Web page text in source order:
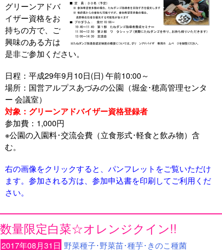
グリーンアドバ
イザー資格をお
持ちの方で、ご
興味のある方は
是非ご参加ください。
日程：平成29年9月10日(日) 午前10:00～
場所：国営アルプスあづみの公園（堀金･穂高管理センタ
ー 会議室）
対象：グリーンアドバイザー資格登録者
参加費：1,000円
※公園の入園料･交流会費（立食形式･軽食と飲み物）含
む。
右の画像をクリックすると、パンフレットをご覧いただけ
ます。参加される方は、参加申込書を印刷してご利用くだ
さい。
数量限定白菜☆オレンジクイン!!
2017年08月31日 野菜種子･野菜苗･種芋･きのこ種菌